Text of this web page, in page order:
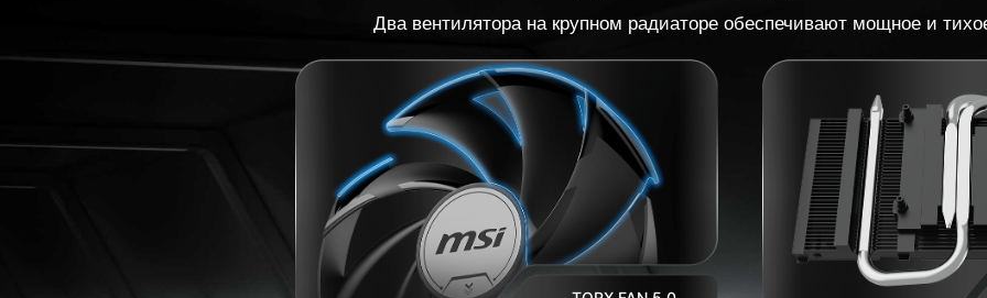
Два вентилятора на крупном радиаторе обеспечивают мощное и